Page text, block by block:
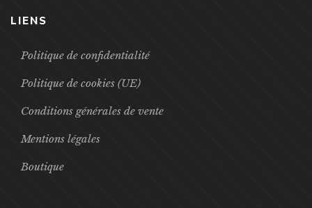
LIENS
Politique de confidentialité
Politique de cookies (UE)
Conditions générales de vente
Mentions légales
Boutique